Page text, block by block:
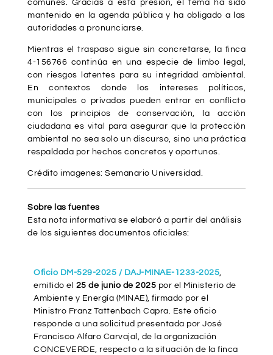
comunes. Gracias a esta presión, el tema ha sido
mantenido en la agenda pública y ha obligado a las
autoridades a pronunciarse.
Mientras el traspaso sigue sin concretarse, la finca
4-156766 continúa en una especie de limbo legal,
con riesgos latentes para su integridad ambiental.
En contextos donde los intereses políticos,
municipales o privados pueden entrar en conflicto
con los principios de conservación, la acción
ciudadana es vital para asegurar que la protección
ambiental no sea solo un discurso, sino una práctica
respaldada por hechos concretos y oportunos.
Crédito imagenes: Semanario Universidad.
Sobre las fuentes
Esta nota informativa se elaboró a partir del análisis
de los siguientes documentos oficiales:
Oficio DM-529-2025 / DAJ-MINAE-1233-2025,
emitido el 25 de junio de 2025 por el Ministerio de
Ambiente y Energía (MINAE), firmado por el
Ministro Franz Tattenbach Capra. Este oficio
responde a una solicitud presentada por José
Francisco Alfaro Carvajal, de la organización
CONCEVERDE, respecto a la situación de la finca